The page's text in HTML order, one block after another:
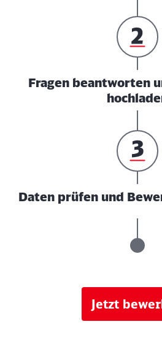
Fragen beantworten
Daten prüfen und
Jetzt